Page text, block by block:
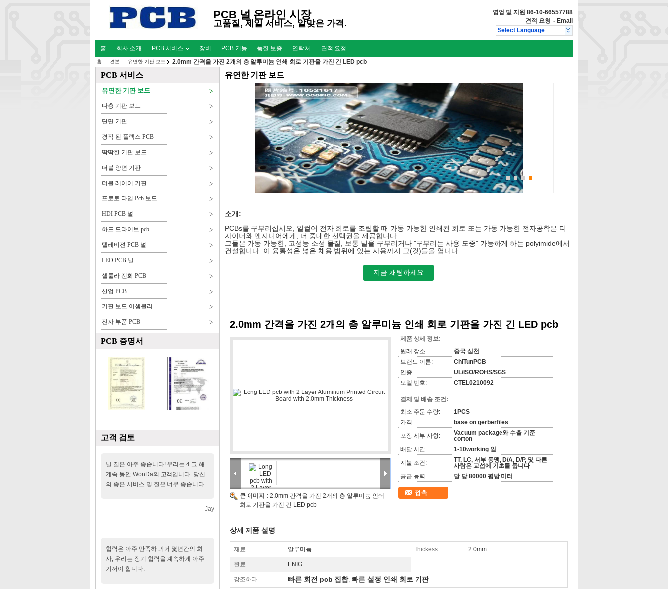
PCB 널 온라인 시장
고품질, 제일 서비스, 알맞은 가격.
영업 및 지원 86-10-66557788
견적 요청 - Email
Select Language
홈 회사 소개 PCB 서비스 장비 PCB 기능 품질 보증 연락처 견적 요청
홈 견본 유연한 기판 보드 2.0mm 간격을 가진 2개의 층 알루미늄 인쇄 회로 기판을 가진 긴 LED pcb
PCB 서비스
유연한 기판 보드
다층 기판 보드
단면 기판
경직 된 플렉스 PCB
딱딱한 기판 보드
더블 양면 기판
더블 레이어 기판
프로토 타입 Pcb 보드
HDI PCB 널
하드 드라이브 pcb
텔레비젼 PCB 널
LED PCB 널
셀룰라 전화 PCB
산업 PCB
기판 보드 어셈블리
전자 부품 PCB
PCB 증명서
고객 검토
널 질은 아주 좋습니다! 우리는 4 그 해
계속 동안 WonDa의 고객입니다. 당신
의 좋은 서비스 및 질은 너무 좋습니다.
—— Jay
협력은 아주 만족하 과거 몇년간의 회
사, 우리는 장기 협력을 계속하게 아주
기꺼이 합니다.
유연한 기판 보드
소개:
PCBs를 구부리십시오, 일컬어 전자 회로를 조립할 때 가동 가능한 인쇄된 회로 또는 가동 가능한 전자공학은 디
자이너와 엔지니어에게, 더 중대한 선택권을 제공합니다.
그들은 가동 가능한, 고성능 소성 물질, 보통 널을 구부리거나 "구부리는 사용 도중" 가능하게 하는 polyimide에서
건설합니다. 이 융통성은 넓은 채용 범위에 있는 사용까지 그(것)들을 엽니다.
2.0mm 간격을 가진 2개의 층 알루미늄 인쇄 회로 기판을 가진 긴 LED pcb
큰 이미지 : 2.0mm 간격을 가진 2개의 층 알루미늄 인쇄
회로 기판을 가진 긴 LED pcb
제품 상세 정보:
원래 장소:
중국 심천
브랜드 이름:
ChiTunPCB
인증:
UL/ISO/ROHS/SGS
모델 번호:
CTEL0210092
결제 및 배송 조건:
최소 주문 수량:
1PCS
가격:
base on gerberfiles
포장 세부 사항:
Vacuum package와 수출 기준
corton
배달 시간:
1-10working 일
지불 조건:
TT, LC, 서부 동맹, D/A, D/P, 및 다른
사람은 교섭에 기초를 둡니다
공급 능력:
달 당 80000 평방 미터
접촉
상세 제품 설명
재료: 알루미늄 Thickess: 2.0mm
완료: ENIG
강조하다: 빠른 회전 pcb 집합, 빠른 설정 인쇄 회로 기판